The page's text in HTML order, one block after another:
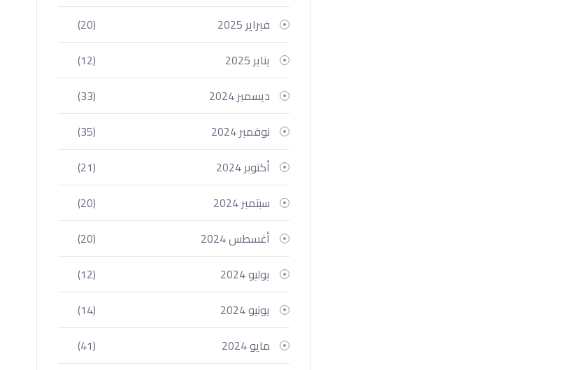
فبراير 2025
(20)
يناير 2025
(12)
ديسمبر 2024
(33)
نوفمبر 2024
(35)
أكتوبر 2024
(21)
سبتمبر 2024
(20)
أغسطس 2024
(20)
يوليو 2024
(12)
يونيو 2024
(14)
مايو 2024
(41)